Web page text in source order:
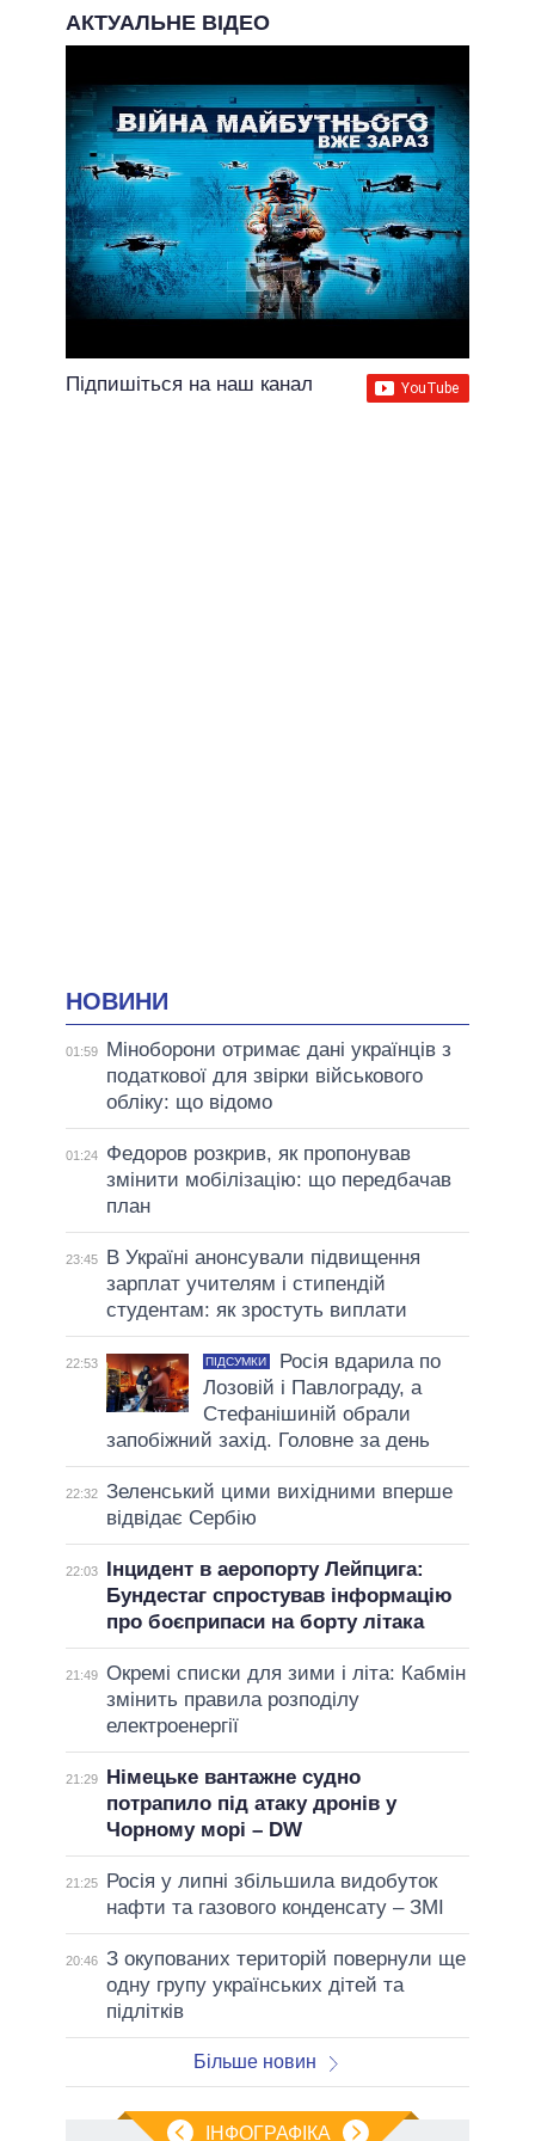
АКТУАЛЬНЕ ВІДЕО
Підпишіться на наш канал
НОВИНИ
01:59
Міноборони отримає дані українців з
податкової для звірки військового
обліку: що відомо
01:24
Федоров розкрив, як пропонував
змінити мобілізацію: що передбачав
план
23:45
В Україні анонсували підвищення
зарплат учителям і стипендій
студентам: як зростуть виплати
22:53 ПІДСУМКИ
Росія вдарила по
Лозовій і Павлограду, а
Стефанішиній обрали
запобіжний захід. Головне за день
22:32 Зеленський цими вихідними вперше
відвідає Сербію
22:03
Інцидент в аеропорту Лейпцига:
Бундестаг спростував інформацію
про боєприпаси на борту літака
21:49 Окремі списки для зими і літа: Кабмін
змінить правила розподілу
електроенергії
21:29
Німецьке вантажне судно
потрапило під атаку дронів у
Чорному морі – DW
21:25
Росія у липні збільшила видобуток
нафти та газового конденсату – ЗМІ
20:46 З окупованих територій повернули ще
одну групу українських дітей та
підлітків
Більше новин
ІНФОГРАФІКА